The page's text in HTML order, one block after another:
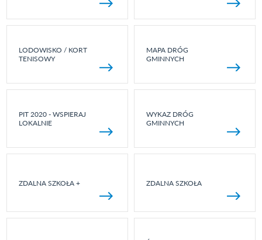
LODOWISKO / KORT
TENISOWY
MAPA DRÓG
GMINNYCH
PIT 2020 - WSPIERAJ
LOKALNIE
WYKAZ DRÓG
GMINNYCH
ZDALNA SZKOŁA + ZDALNA SZKOŁA